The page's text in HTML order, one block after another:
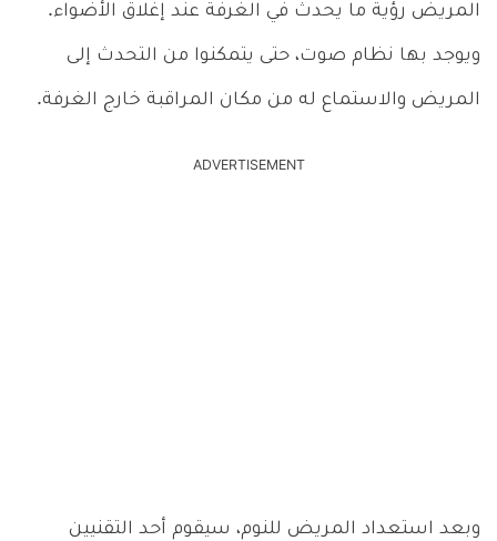
المريض رؤية ما يحدث في الغرفة عند إغلاق الأضواء.
ويوجد بها نظام صوت، حتى يتمكنوا من التحدث إلى
المريض والاستماع له من مكان المراقبة خارج الغرفة.
ADVERTISEMENT
وبعد استعداد المريض للنوم، سيقوم أحد التقنيين